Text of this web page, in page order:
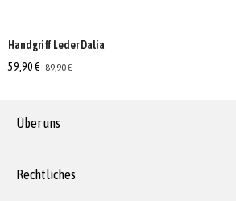
Handgriff Leder Dalia
59,90 € 89,90 €
Über uns
Rechtliches